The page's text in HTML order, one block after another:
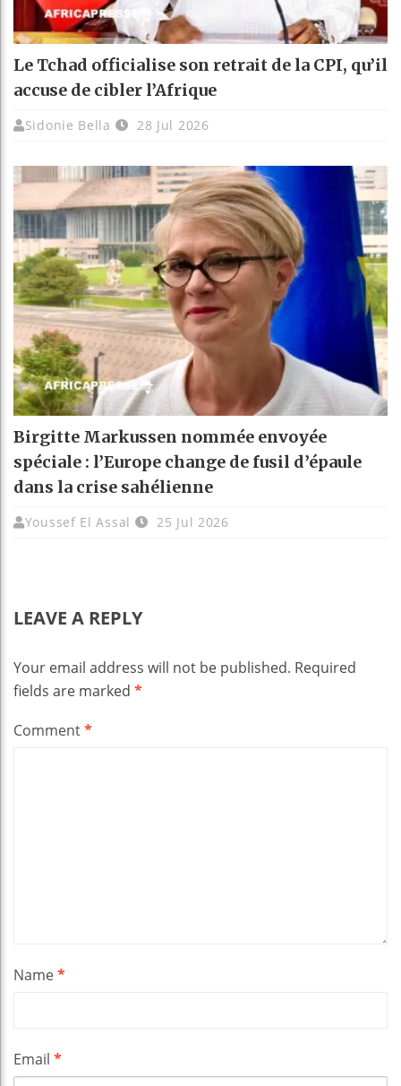
Le Tchad officialise son retrait de la CPI, qu’il
accuse de cibler l’Afrique
Sidonie Bella 28 Jul 2026
Birgitte Markussen nommée envoyée
spéciale : l’Europe change de fusil d’épaule
dans la crise sahélienne
Youssef El Assal 25 Jul 2026
LEAVE A REPLY
Your email address will not be published. Required
fields are marked *
Comment*
Name*
Email *